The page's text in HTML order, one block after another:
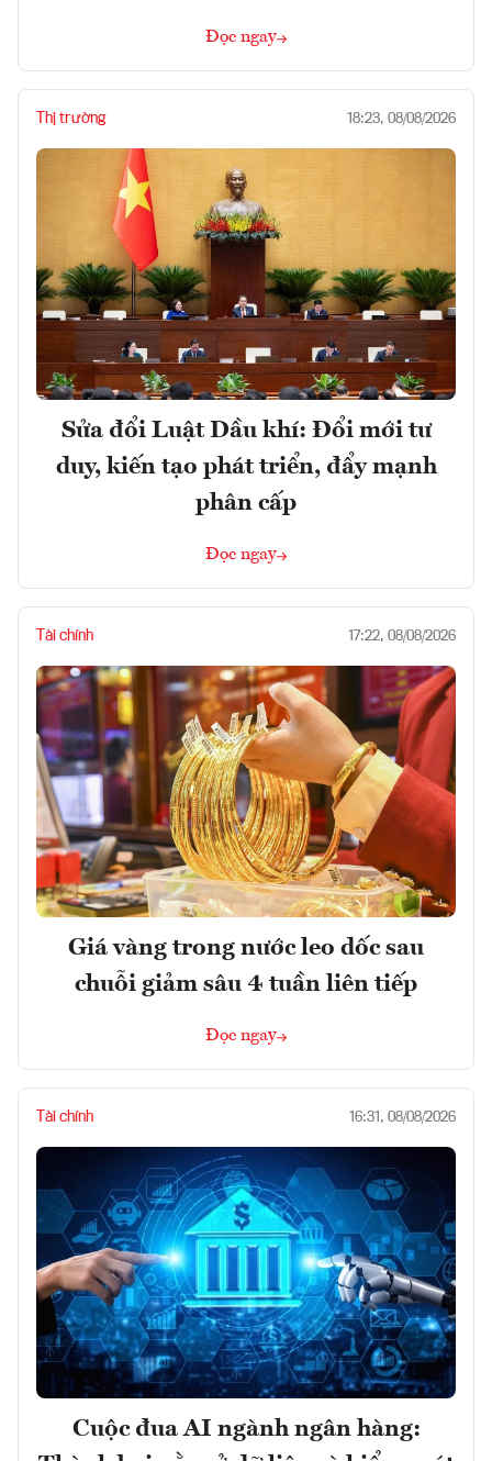
Đọc ngay
Thị trường 18:23, 08/08/2026
Sửa đổi Luật Dầu khí: Đổi mới tư
duy, kiến tạo phát triển, đẩy mạnh
phân cấp
Đọc ngay
Tài chính 17:22, 08/08/2026
Giá vàng trong nước leo dốc sau
chuỗi giảm sâu 4 tuần liên tiếp
Đọc ngay
Tài chính 16:31, 08/08/2026
Cuộc đua AI ngành ngân hàng: